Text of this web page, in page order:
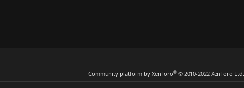
Community platform by XenForo® © 2010-2022 XenForo Ltd.